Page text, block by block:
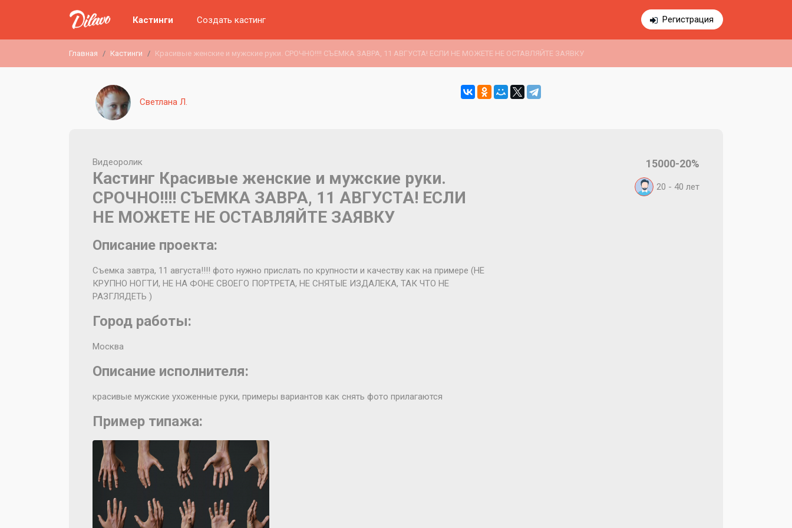
Регистрация
Кастинги Создать кастинг
Главная Кастинги Красивые женские и мужские руки. СРОЧНО!!!! СЪЕМКА ЗАВРА, 11 АВГУСТА! ЕСЛИ НЕ МОЖЕТЕ НЕ ОСТАВЛЯЙТЕ ЗАЯВКУ
Светлана Л.
Видеоролик
Кастинг Красивые женские и мужские руки.
СРОЧНО!!!! СЪЕМКА ЗАВРА, 11 АВГУСТА! ЕСЛИ
НЕ МОЖЕТЕ НЕ ОСТАВЛЯЙТЕ ЗАЯВКУ
15000-20%
20 - 40 лет
Описание проекта:
Съемка завтра, 11 августа!!!! фото нужно прислать по крупности и качеству как на примере (НЕ
КРУПНО НОГТИ, НЕ НА ФОНЕ СВОЕГО ПОРТРЕТА, НЕ СНЯТЫЕ ИЗДАЛЕКА, ТАК ЧТО НЕ
РАЗГЛЯДЕТЬ )
Город работы:
Москва
Описание исполнителя:
красивые мужские ухоженные руки, примеры вариантов как снять фото прилагаются
Пример типажа: